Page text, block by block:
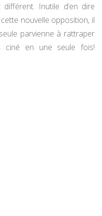
Inutile d’en dire
nouvelle opposition, il
parvienne à rattraper
ciné en une seule fois!